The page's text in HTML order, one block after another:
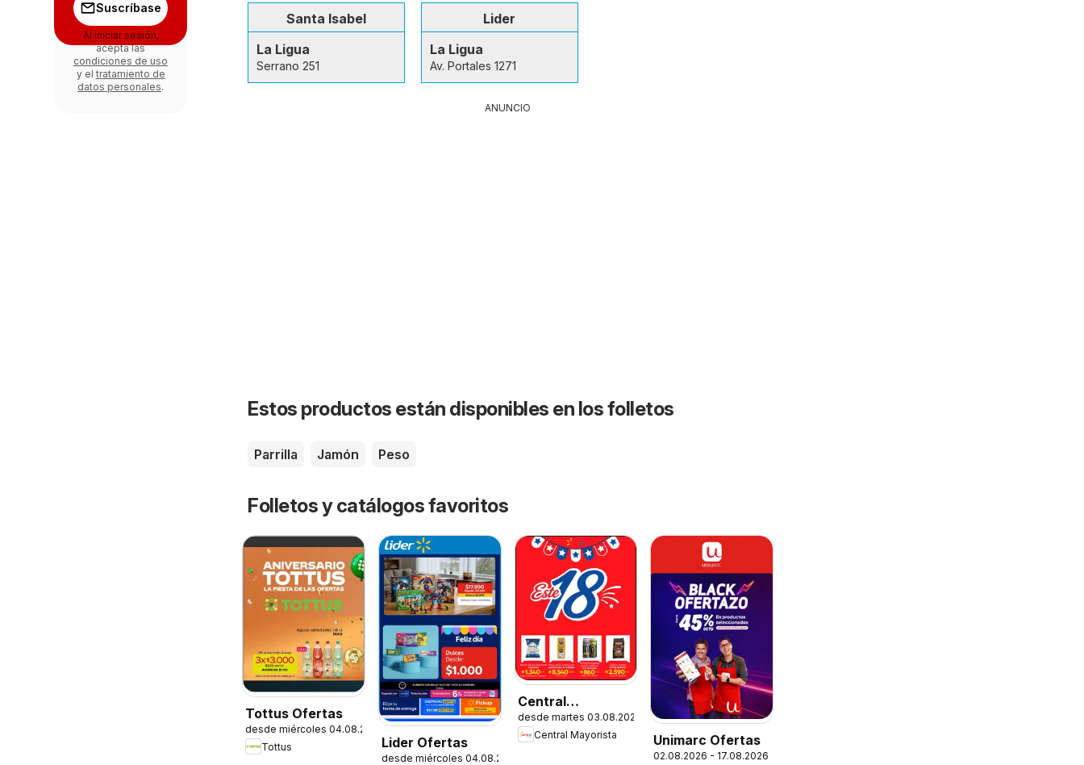
Santa Isabel
La Ligua
Serrano 251
Lider
La Ligua
Av. Portales 1271
ANUNCIO
Estos productos están disponibles en los folletos
Parrilla Jamón Peso
Folletos y catálogos favoritos
Tottus Ofertas
desde miércoles 04.08.2026
Tottus
Lider Ofertas
desde miércoles 04.08.2026
Central
Mayorista
Ofertas
desde martes 03.08.2026
Central Mayorista
Unimarc Ofertas
02.08.2026 - 17.08.2026
Suscríbase
Al iniciar sesión,
acepta las
condiciones de uso
y el tratamiento de
datos personales.